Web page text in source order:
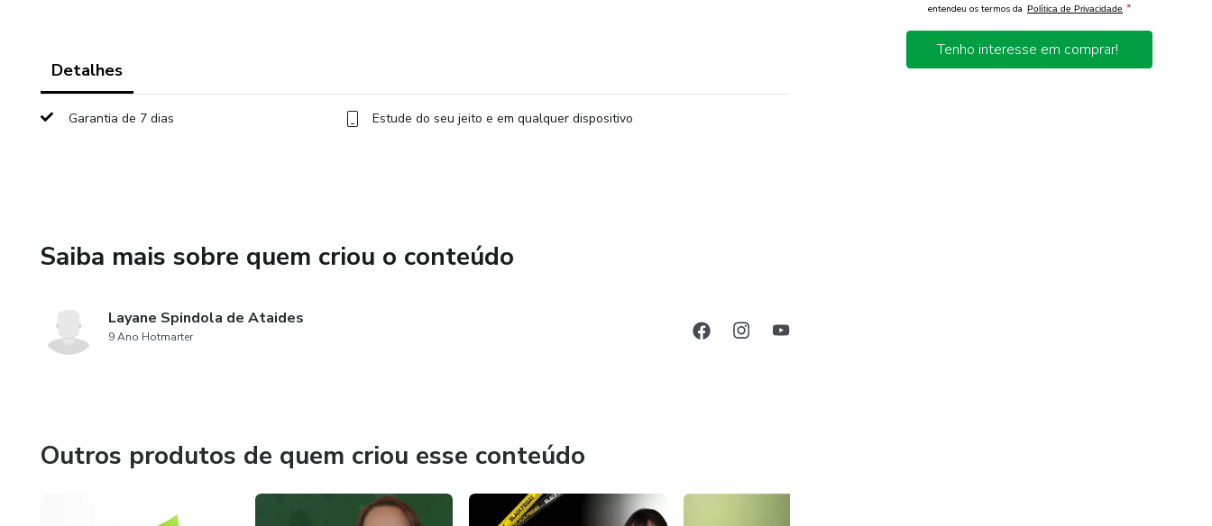
Detalhes
Garantia de 7 dias Estude do seu jeito e em qualquer dispositivo
Saiba mais sobre quem criou o conteúdo
Layane Spindola de Ataides
9 Ano Hotmarter
Outros produtos de quem criou esse conteúdo
entendeu os termos da Política de Privacidade *
Tenho interesse em comprar!